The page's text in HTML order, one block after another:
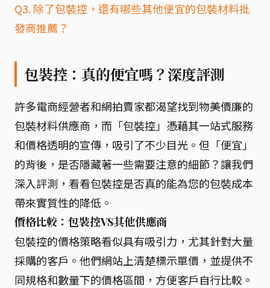
Q3. 除了包裝控，還有哪些其他便宜的包裝材料批
發商推薦？
包裝控：真的便宜嗎？深度評測
許多電商經營者和網拍賣家都渴望找到物美價廉的
包裝材料供應商，而「包裝控」憑藉其一站式服務
和價格透明的宣傳，吸引了不少目光。但「便宜」
的背後，是否隱藏著一些需要注意的細節？讓我們
深入評測，看看包裝控是否真的能為您的包裝成本
帶來實質性的降低。
價格比較：包裝控VS其他供應商
包裝控的價格策略看似具有吸引力，尤其針對大量
採購的客戶。他們網站上清楚標示單價，並提供不
同規格和數量下的價格區間，方便客戶自行比較。